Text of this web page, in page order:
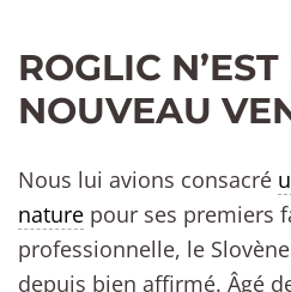
ROGLIC
NOUVEAU
Nous lui avions consacré
nature pour ses premiers
professionnelle, le
depuis bien affirmé. Âgé